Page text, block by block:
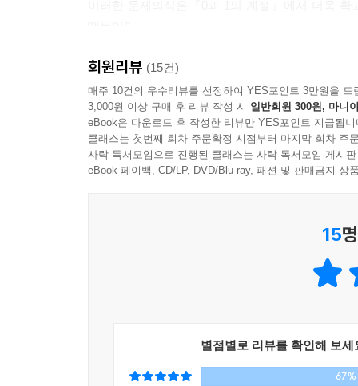
--- p.317
클라라는 자애롭기 짝이 없는 미소를 보인다. 아
위가 궁금해져서 소연은 저도 모르게 손을 떨구
--- p.378
때문이다.
소설은 흰 눈과 혹한이 뒤덮인 지구, 자연적으로
아이를 묘사하며 시작된다. 이 아이는 신성한 출
한쪽이 의족이기 때문이다. 대체 지구엔 무슨 일
어느 편에 설 것인가?
_ 평범한 이들이 특별해질 수 있는 단 하나의 방법
인공지능이 지구를 안전한 상태로 정화하면 의
보육원의 ‘현’이라는 아이가 만나 우정을 쌓아가
독자를 고민에 빠뜨린다. ‘나라면 보육원과 몽유
독자에게 전달된다.
회원리뷰 (15건)
매주 10건의 우수리뷰를 선정하여 YES포인트 3만원을 드
3,000원 이상 구매 후 리뷰 작성 시 일반회원 300원, 마니
eBook은 다운로드 후 작성한 리뷰만 YES포인트 지급됩니
클래스는 첫번째 회차 주문확정 시점부터 마지막 회차 주
사락 독서모임으로 진행된 클래스는 사락 독서모임 게시
eBook 페이백, CD/LP, DVD/Blu-ray, 패션 및 판매금지 상
15
별점별로 리뷰를 확인해 보세
67%